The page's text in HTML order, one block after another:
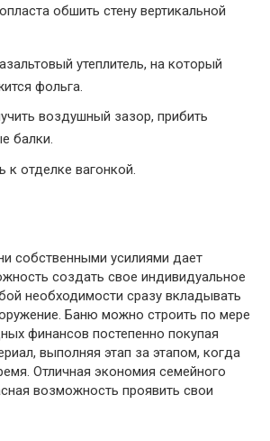
обшить стену вертикальной
утеплитель, на который
фольга.
воздушный зазор, прибить
балки.
к отделке вагонкой.
собственными усилиями дает
создать свое индивидуальное
необходимости сразу вкладывать
Баню можно строить по мере
финансов постепенно покупая
выполняя этап за этапом, когда
Отличная экономия семейного
возможность проявить свои